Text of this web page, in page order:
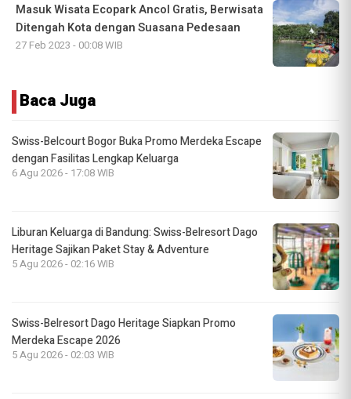
Masuk Wisata Ecopark Ancol Gratis, Berwisata
Ditengah Kota dengan Suasana Pedesaan
27 Feb 2023 - 00:08 WIB
Baca Juga
Swiss-Belcourt Bogor Buka Promo Merdeka Escape
dengan Fasilitas Lengkap Keluarga
6 Agu 2026 - 17:08 WIB
Liburan Keluarga di Bandung: Swiss-Belresort Dago
Heritage Sajikan Paket Stay & Adventure
5 Agu 2026 - 02:16 WIB
Swiss-Belresort Dago Heritage Siapkan Promo
Merdeka Escape 2026
5 Agu 2026 - 02:03 WIB